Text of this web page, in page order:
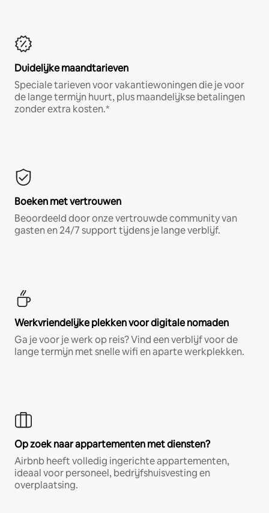
Duidelijke maandtarieven
Speciale tarieven voor vakantiewoningen die je voor
de lange termijn huurt, plus maandelijkse betalingen
zonder extra kosten.*
Boeken met vertrouwen
Beoordeeld door onze vertrouwde community van
gasten en 24/7 support tijdens je lange verblijf.
Werkvriendelijke plekken voor digitale nomaden
Ga je voor je werk op reis? Vind een verblijf voor de
lange termijn met snelle wifi en aparte werkplekken.
Op zoek naar appartementen met diensten?
Airbnb heeft volledig ingerichte appartementen,
ideaal voor personeel, bedrijfshuisvesting en
overplaatsing.